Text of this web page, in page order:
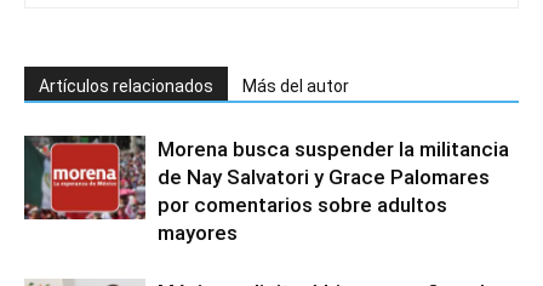
Artículos relacionados Más del autor
Morena busca suspender la militancia
de Nay Salvatori y Grace Palomares
por comentarios sobre adultos
mayores